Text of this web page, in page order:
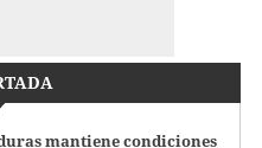
mantiene condiciones